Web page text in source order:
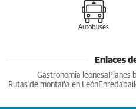
Autobuses
Enlaces
Gastronomia leonesa Planes
Rutas de montaña en León